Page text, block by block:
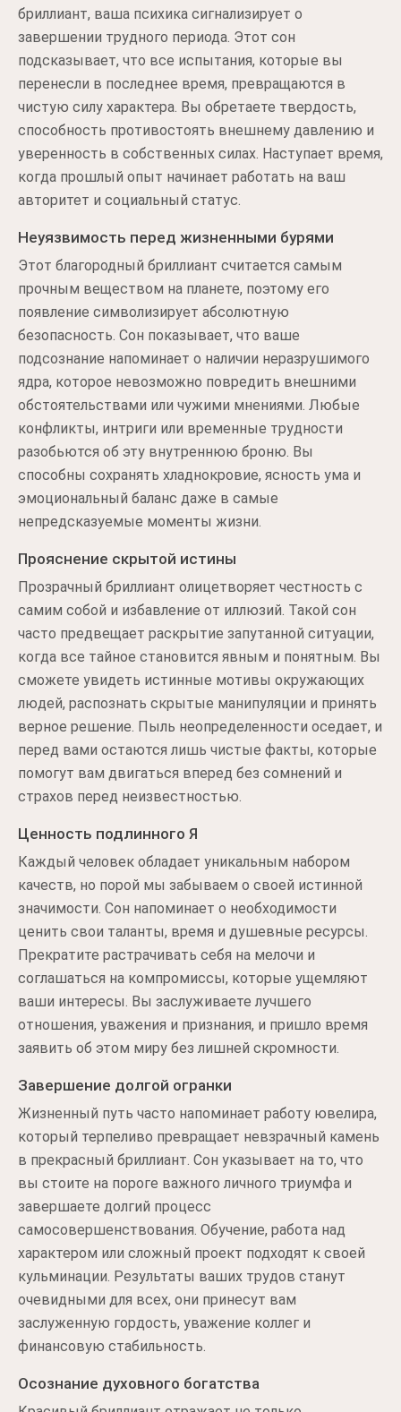
бриллиант, ваша психика сигнализирует о
завершении трудного периода. Этот сон
подсказывает, что все испытания, которые вы
перенесли в последнее время, превращаются в
чистую силу характера. Вы обретаете твердость,
способность противостоять внешнему давлению и
уверенность в собственных силах. Наступает время,
когда прошлый опыт начинает работать на ваш
авторитет и социальный статус.
Неуязвимость перед жизненными бурями
Этот благородный бриллиант считается самым
прочным веществом на планете, поэтому его
появление символизирует абсолютную
безопасность. Сон показывает, что ваше
подсознание напоминает о наличии неразрушимого
ядра, которое невозможно повредить внешними
обстоятельствами или чужими мнениями. Любые
конфликты, интриги или временные трудности
разобьются об эту внутреннюю броню. Вы
способны сохранять хладнокровие, ясность ума и
эмоциональный баланс даже в самые
непредсказуемые моменты жизни.
Прояснение скрытой истины
Прозрачный бриллиант олицетворяет честность с
самим собой и избавление от иллюзий. Такой сон
часто предвещает раскрытие запутанной ситуации,
когда все тайное становится явным и понятным. Вы
сможете увидеть истинные мотивы окружающих
людей, распознать скрытые манипуляции и принять
верное решение. Пыль неопределенности оседает, и
перед вами остаются лишь чистые факты, которые
помогут вам двигаться вперед без сомнений и
страхов перед неизвестностью.
Ценность подлинного Я
Каждый человек обладает уникальным набором
качеств, но порой мы забываем о своей истинной
значимости. Сон напоминает о необходимости
ценить свои таланты, время и душевные ресурсы.
Прекратите растрачивать себя на мелочи и
соглашаться на компромиссы, которые ущемляют
ваши интересы. Вы заслуживаете лучшего
отношения, уважения и признания, и пришло время
заявить об этом миру без лишней скромности.
Завершение долгой огранки
Жизненный путь часто напоминает работу ювелира,
который терпеливо превращает невзрачный камень
в прекрасный бриллиант. Сон указывает на то, что
вы стоите на пороге важного личного триумфа и
завершаете долгий процесс
самосовершенствования. Обучение, работа над
характером или сложный проект подходят к своей
кульминации. Результаты ваших трудов станут
очевидными для всех, они принесут вам
заслуженную гордость, уважение коллег и
финансовую стабильность.
Осознание духовного богатства